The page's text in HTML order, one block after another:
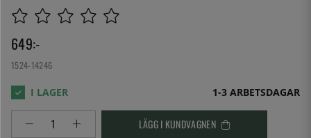
649:-
1524-14246
1-3 ARBETSDAGAR
LÄGG I KUNDVAGNEN